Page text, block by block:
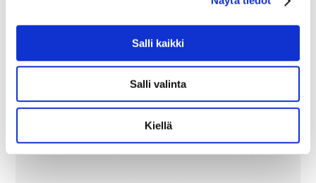
Salli kaikki
Salli valinta
Kiellä
Mattifying Moisturiser